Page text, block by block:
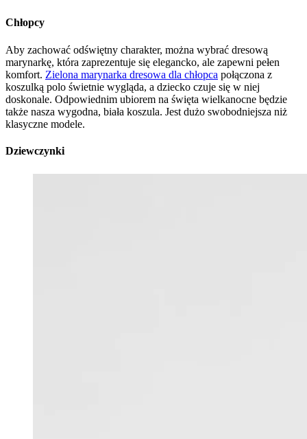
Chłopcy
Aby zachować odświętny charakter, można wybrać dresową
marynarkę, która zaprezentuje się elegancko, ale zapewni pełen
komfort. Zielona marynarka dresowa dla chłopca połączona z
koszulką polo świetnie wygląda, a dziecko czuje się w niej
doskonale. Odpowiednim ubiorem na święta wielkanocne będzie
także nasza wygodna, biała koszula. Jest dużo swobodniejsza niż
klasyczne modele.
Dziewczynki